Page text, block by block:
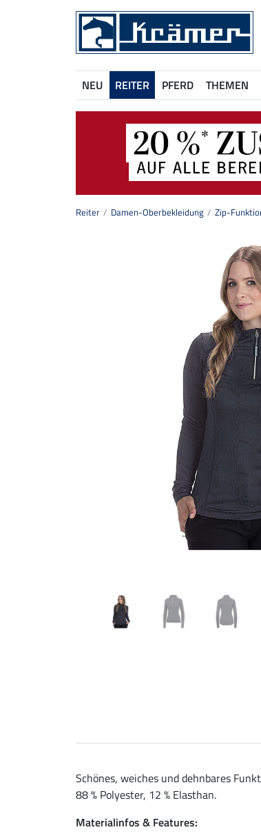
NEU REITER PFERD THEMEN
Reiter Damen-Oberbekleidung Zip-
Schönes, weiches und dehnbares
88 % Polyester, 12 % Elasthan.
Materialinfos & Features: